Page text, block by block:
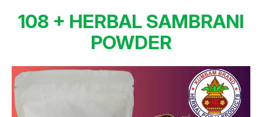
108 + HERBAL SAMBRANI
POWDER